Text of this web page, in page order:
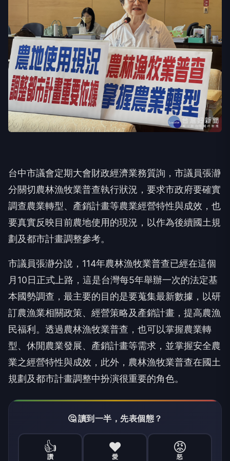
台中市議會定期大會財政經濟業務質詢，市議員張瀞
分關切農林漁牧業普查執行狀況，要求市政府要確實
調查農業轉型、產銷計畫等農業經營特性與成效，也
要真實反映目前農地使用的現況，以作為後續國土規
劃及都市計畫調整參考。
市議員張瀞分說，114年農林漁牧業普查已經在這個
月10日正式上路，這是台灣每5年舉辦一次的法定基
本國勢調查，最主要的目的是要蒐集最新數據，以研
訂農漁業相關政策、經營策略及產銷計畫，提高農漁
民福利。透過農林漁牧業普查，也可以掌握農業轉
型、休閒農業發展、產銷計畫等需求，並掌握安全農
業之經營特性與成效，此外，農林漁牧業普查在國土
規劃及都市計畫調整中扮演很重要的角色。
🤔 讀到一半，先表個態？
👍
讚
❤️
愛
😡
怒